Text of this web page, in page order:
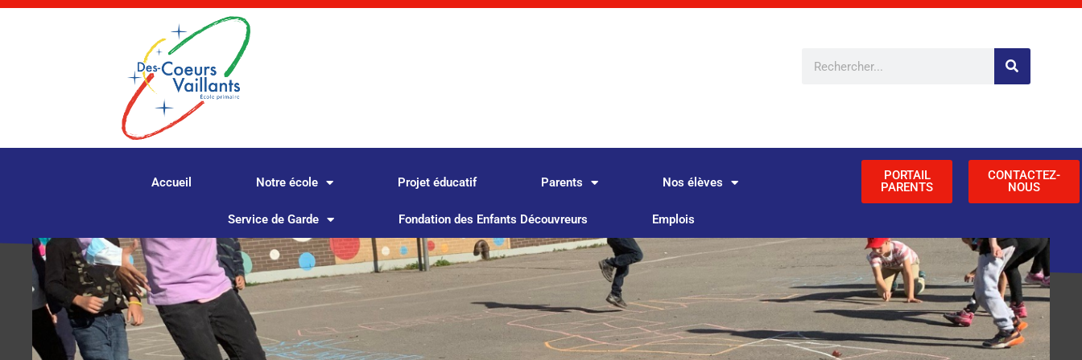
Aller
Accueil Notre école Projet éducatif Parents Nos élèves
Service de Garde Fondation des Enfants Découvreurs Emplois
PORTAIL
PARENTS
CONTACTEZ-
NOUS